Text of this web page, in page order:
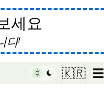
세요
다
🇰🇷 ☰